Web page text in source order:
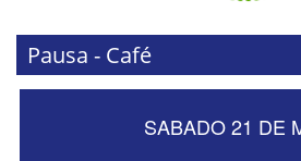
Pausa - Café
SABADO 21 DE